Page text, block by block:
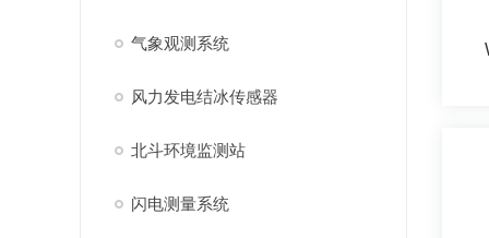
气象观测系统
风力发电结冰传感器
北斗环境监测站
闪电测量系统